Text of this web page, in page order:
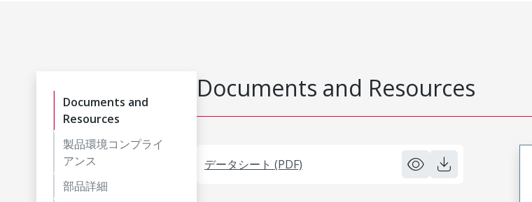
Documents and
Resources
製品環境コンプライ
アンス
部品詳細
Documents and Resources
データシート (PDF)